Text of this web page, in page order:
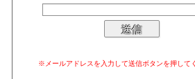
※メールアドレスを入力して送信ボタンを押して